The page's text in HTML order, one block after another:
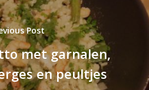
Post
met garnalen,
en peultjes